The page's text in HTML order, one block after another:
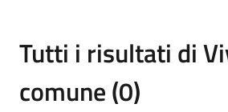
Tutti i risultati di
comune (0)